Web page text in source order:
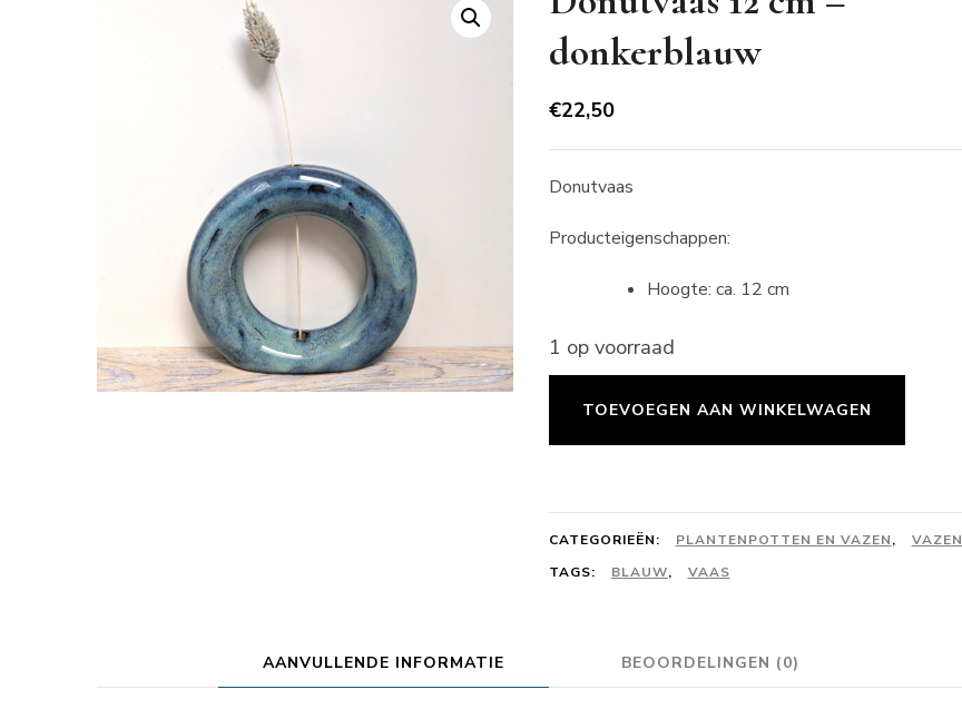
donkerblauw
€22,50
Donutvaas
Producteigenschappen:
Hoogte: ca. 12 cm
1 op voorraad
donkerblauw
aantal
TOEVOEGEN AAN WINKELWAGEN
CATEGORIEËN: PLANTENPOTTEN EN VAZEN,
VAZEN
TAGS:
BLAUW, VAAS
AANVULLENDE INFORMATIE BEOORDELINGEN (0)